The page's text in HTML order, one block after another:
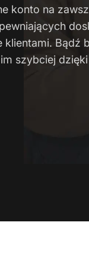
konto na
klientami. Bądź
szybciej